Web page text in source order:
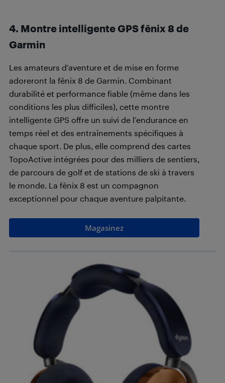
4. Montre intelligente GPS fēnix 8 de
Garmin
Les amateurs d’aventure et de mise en forme
adoreront la fēnix 8 de Garmin. Combinant
durabilité et performance fiable (même dans les
conditions les plus difficiles), cette montre
intelligente GPS offre un suivi de l’endurance en
temps réel et des entraînements spécifiques à
chaque sport. De plus, elle comprend des cartes
TopoActive intégrées pour des milliers de sentiers,
de parcours de golf et de stations de ski à travers
le monde. La fēnix 8 est un compagnon
exceptionnel pour chaque aventure palpitante.
Magasinez